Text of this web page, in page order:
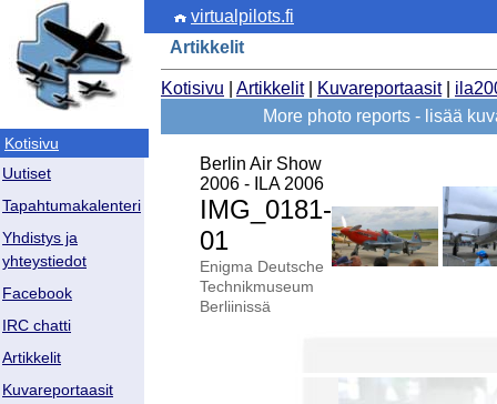
Kotisivu
Uutiset
Tapahtumakalenteri
Yhdistys ja
yhteystiedot
Facebook
IRC chatti
Artikkelit
Kuvareportaasit
virtualpilots.fi
Artikkelit
Kotisivu Artikkelit| Kuvareportaasit|
More photo reports - lisää
Berlin Air Show
2006 - ILA 2006
IMG_0181-
01
Enigma Deutsche
Technikmuseum
Berliinissä